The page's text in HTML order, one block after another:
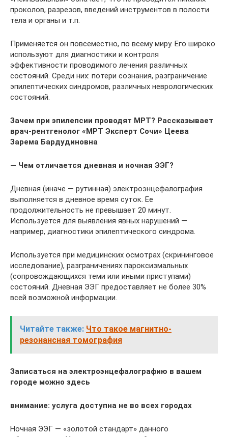
проколов, разрезов, введений инструментов в полости
тела и органы и т.п.
Применяется он повсеместно, по всему миру. Его широко
используют для диагностики и контроля
эффективности проводимого лечения различных
состояний. Среди них: потери сознания, разграничение
эпилептических синдромов, различных неврологических
состояний.
Зачем при эпилепсии проводят МРТ? Рассказывает
врач-рентгенолог «МРТ Эксперт Сочи» Цеева
Зарема Бардудиновна
— Чем отличается дневная и ночная ЭЭГ?
Дневная (иначе — рутинная) электроэнцефалография
выполняется в дневное время суток. Ее
продолжительность не превышает 20 минут.
Используется для выявления явных нарушений —
например, диагностики эпилептического синдрома.
Используется при медицинских осмотрах (скрининговое
исследование), разграничениях пароксизмальных
(сопровождающихся теми или иными приступами)
состояний. Дневная ЭЭГ предоставляет не более 30%
всей возможной информации.
Читайте также: Что такое магнитно-
резонансная томография
Записаться на электроэнцефалографию в вашем
городе можно здесь
внимание: услуга доступна не во всех городах
Ночная ЭЭГ — «золотой стандарт» данного